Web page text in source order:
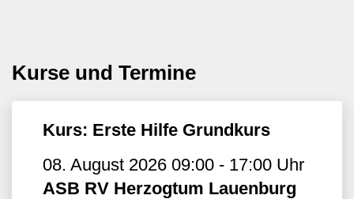
Kurse und Termine
Kurs: Erste Hilfe Grundkurs
08. August 2026 09:00 - 17:00 Uhr
ASB RV Herzogtum Lauenburg